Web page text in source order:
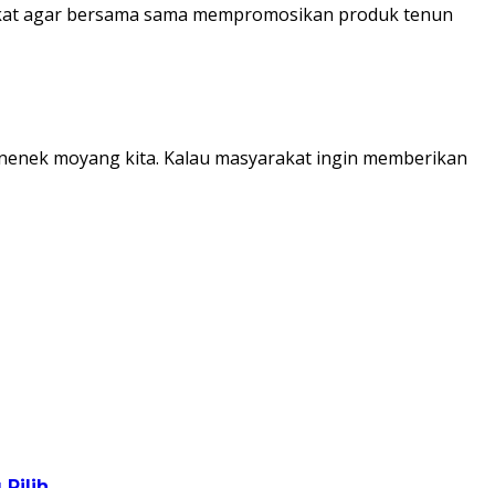
agar bersama sama mempromosikan produk tenun
moyang kita. Kalau masyarakat ingin memberikan